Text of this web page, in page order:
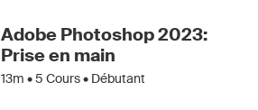
Adobe Photoshop 2023:
Prise en main
13m •5 Cours • Débutant